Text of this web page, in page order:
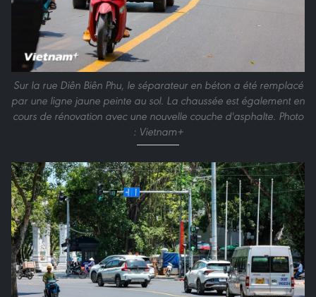
Sur la rue Diên Biên Phu, le séparateur en béton a été remplacé
par une ligne jaune peinte au sol. La chaussée est également en
cours de rénovation avec une nouvelle couche d'asphalte. Photo
: Vietnam+